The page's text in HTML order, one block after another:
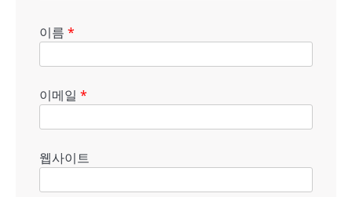
이름 *
이메일 *
웹사이트